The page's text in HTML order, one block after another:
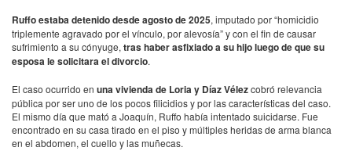
Ruffo estaba detenido desde agosto de 2025, imputado por “homicidio
triplemente agravado por el vínculo, por alevosía” y con el fin de causar
sufrimiento a su cónyuge, tras haber asfixiado a su hijo luego de que su
esposa le solicitara el divorcio.
El caso ocurrido en una vivienda de Loria y Díaz Vélezcobró relevancia
pública por ser uno de los pocos filicidios y por las características del caso.
El mismo día que mató a Joaquín, Ruffo había intentado suicidarse. Fue
encontrado en su casa tirado en el piso y múltiples heridas de arma blanca
en el abdomen, el cuello y las muñecas.